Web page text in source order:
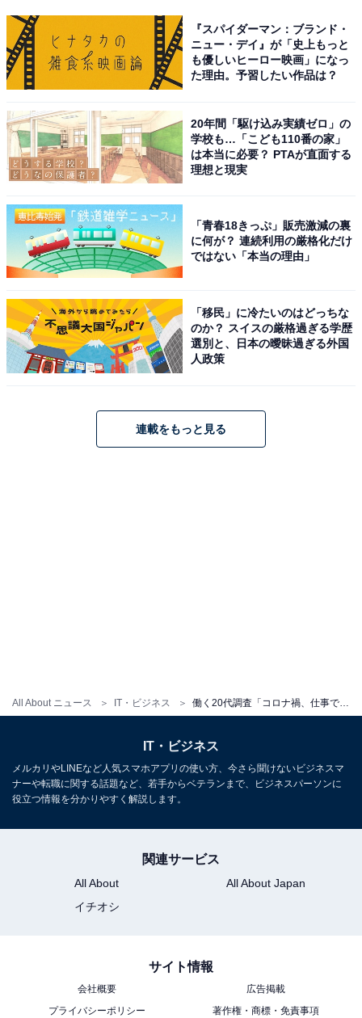
All About ニュース IT・ビジネス
『スパイダーマン：ブランド・
ニュー・デイ』が「史上もっと
も優しいヒーロー映画」になっ
た理由。予習したい作品は？
20年間「駆け込み実績ゼロ」の
学校も…「こども110番の家」
は本当に必要？ PTAが直面する
理想と現実
「青春18きっぷ」販売激減の裏
に何が？ 連続利用の厳格化だけ
ではない「本当の理由」
「移民」に冷たいのはどっちな
のか？ スイスの厳格過ぎる学歴
選別と、日本の曖昧過ぎる外国
人政策
連載をもっと見る
IT・ビジネス
メルカリやLINEなど人気スマホアプリの使い方、今さら聞けないビジネスマ
ナーや転職に関する話題など、若手からベテランまで、ビジネスパーソンに
役立つ情報を分かりやすく解説します。
関連サービス
All About
All About Japan
イチオシ
サイト情報
会社概要
広告掲載
プライバシーポリシー
著作権・商標・免責事項